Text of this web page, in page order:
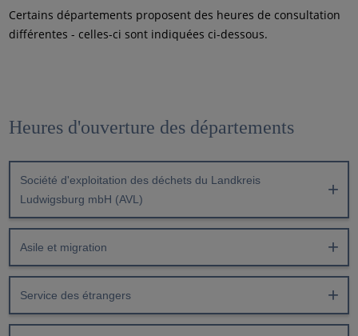
Certains départements proposent des heures de consultation
différentes - celles-ci sont indiquées ci-dessous.
Heures d'ouverture des départements
Société d'exploitation des déchets du Landkreis
Ludwigsburg mbH (AVL)
Asile et migration
Service des étrangers